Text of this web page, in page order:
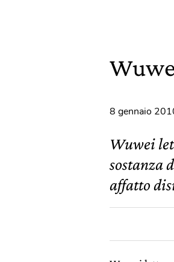
8 gennaio
Wuwei
sostanza
affatto